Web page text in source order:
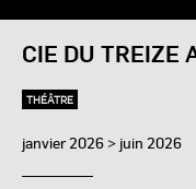
CIE DU TREIZE
THÉÂTRE
janvier 2026 > juin 2026